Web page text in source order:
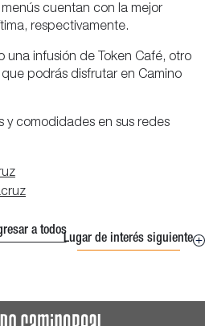
cuentan con la mejor
respectivamente.
una infusión de Token Café, otro
podrás disfrutar en Camino
y comodidades en sus redes
a todos
Lugar de interés siguiente